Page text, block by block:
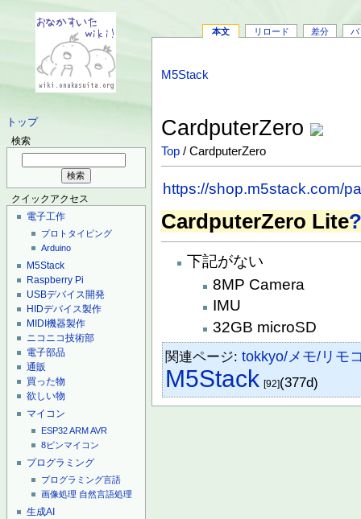
トップ
検索
クイックアクセス
電子工作
プロトタイピング
Arduino
M5Stack
Raspberry Pi
USBデバイス開発
HIDデバイス製作
MIDI機器製作
ニコニコ技術部
電子部品
通販
買った物
欲しい物
マイコン
ESP32ARMAVR
8ピンマイコン
プログラミング
プログラミング言語
画像処理 自然言語処理
生成AI
本文 リロード 差分 バ
M5Stack
CardputerZero
Top / CardputerZero
https://shop.m5stack.com/
CardputerZero Lite
下記がない
8MP Camera
IMU
32GB microSD
関連ページ:tokkyo/メモ/リモ
M5Stack [92](377d)